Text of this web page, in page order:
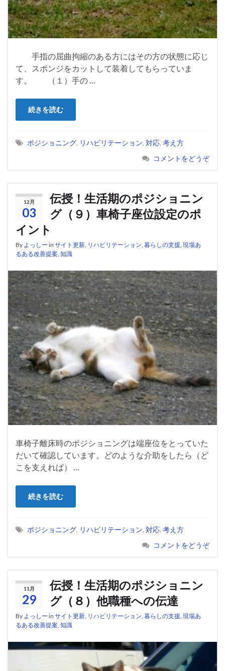
手指の屈曲拘縮のある方にはその方の状態に応じ
て、スポンジをカットして装着してもらっていま
す。 （１）手の …
続きを読む
ポジショニング, リハビリテーション, 対応, 考え方
コメントをどうぞ
12月
03
伝授！生活期のポジショニン
グ（９）車椅子座位設定のポ
イント
By よっしー in サイト更新, リハビリテーション, 暮らしの支援, 現場あ
るある改善提案, 知識
車椅子離床時のポジショニングは端座位をとっていた
だいて確認しています。どのような介助をしたら（ど
こを支えれば） …
続きを読む
ポジショニング, リハビリテーション, 対応, 考え方
コメントをどうぞ
11月
29
伝授！生活期のポジショニン
グ（８）他職種への伝達
By よっしー in サイト更新 リハビリテーション 暮らしの支援 現場あ
るある改善提案 知識